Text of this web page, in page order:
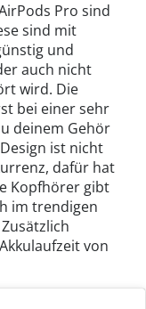
Pro sind
sind mit
und
auch nicht
wird. Die
bei einer sehr
deinem Gehör
ist nicht
dafür hat
Kopfhörer gibt
im trendigen
von